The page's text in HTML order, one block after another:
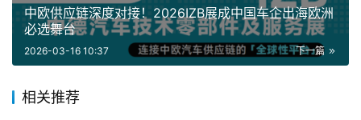
宝马暂时放弃L3级自动驾驶
“宝马车型曾为车型配备L3级自动驾驶系统，但因该技
项目研发的优先级。”宝马集团全球CEO奥利弗·齐普策
中欧供应链深度对接！2026IZB展成中国车企出海欧洲
必选舞台
下一篇
2026-03-16 10:37
相关推荐